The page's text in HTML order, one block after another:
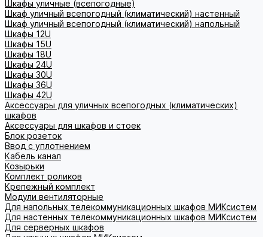
Шкафы уличные (всепогодные)
Шкаф уличный всепогодный (климатический) настенный
Шкаф уличный всепогодный (климатический) напольный
Шкафы 12U
Шкафы 15U
Шкафы 18U
Шкафы 24U
Шкафы 30U
Шкафы 36U
Шкафы 42U
Аксессуары для уличных всепогодных (климатических)
шкафов
Аксессуары для шкафов и стоек
Блок розеток
Ввод с уплотнением
Кабель канал
Козырьки
Комплект роликов
Крепежный комплект
Модули вентиляторные
Для напольных телекоммуникационных шкафов МИКсистем
Для настенных телекоммуникационных шкафов МИКсистем
Для серверных шкафов